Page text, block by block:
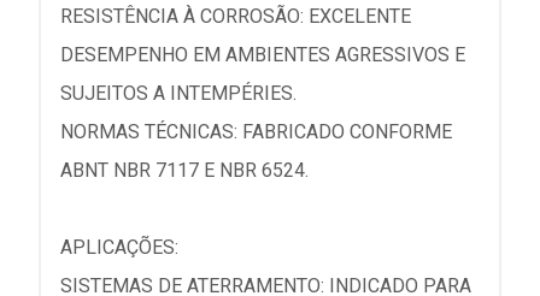
RESISTÊNCIA À CORROSÃO: EXCELENTE
DESEMPENHO EM AMBIENTES AGRESSIVOS E
SUJEITOS A INTEMPÉRIES.
NORMAS TÉCNICAS: FABRICADO CONFORME
ABNT NBR 7117 E NBR 6524.
APLICAÇÕES:
SISTEMAS DE ATERRAMENTO: INDICADO PARA